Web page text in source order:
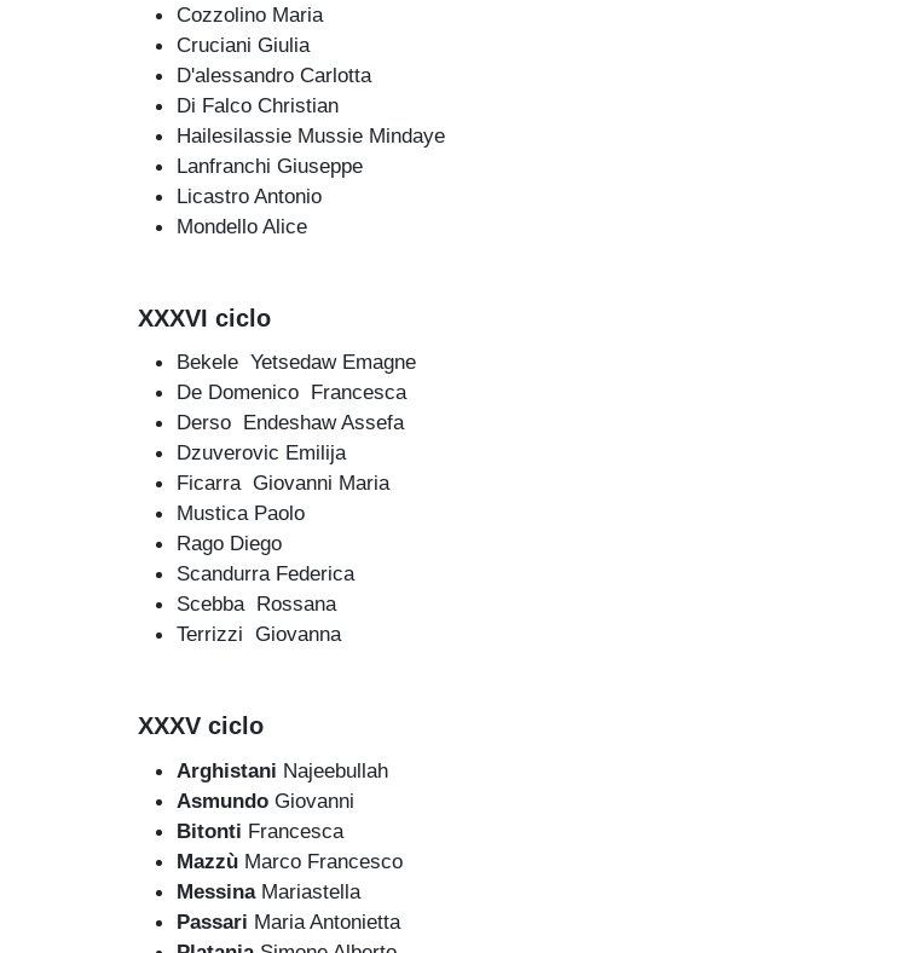
Cozzolino Maria
Cruciani Giulia
D'alessandro Carlotta
Di Falco Christian
Hailesilassie Mussie Mindaye
Lanfranchi Giuseppe
Licastro Antonio
Mondello Alice
XXXVI ciclo
Bekele Yetsedaw Emagne
De Domenico Francesca
Derso Endeshaw Assefa
Dzuverovic Emilija
Ficarra Giovanni Maria
Mustica Paolo
Rago Diego
Scandurra Federica
Scebba Rossana
Terrizzi Giovanna
XXXV ciclo
Arghistani Najeebullah
Asmundo Giovanni
Bitonti Francesca
Mazzù Marco Francesco
Messina Mariastella
Passari Maria Antonietta